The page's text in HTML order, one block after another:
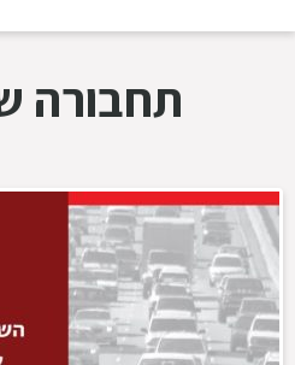
תחבורה